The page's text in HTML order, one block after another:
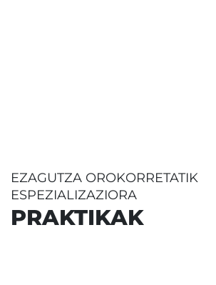
enpleguan (ikasi duten
lanean)
EZAGUTZA OROKORRETATIK
ESPEZIALIZAZIORA
PRAKTIKAK